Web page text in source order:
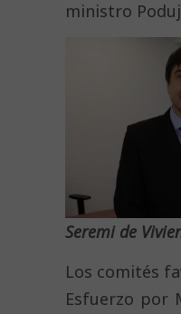
ministro
Seremi de
Los comités
Esfuerzo por